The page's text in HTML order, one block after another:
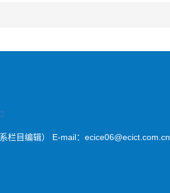
栏目编辑） E-mail：ecice06@ecict.com.cn